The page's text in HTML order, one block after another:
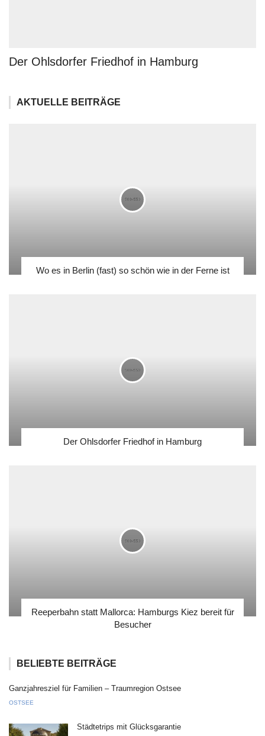
Der Ohlsdorfer Friedhof in Hamburg
AKTUELLE BEITRÄGE
Wo es in Berlin (fast) so schön wie in der Ferne ist
Der Ohlsdorfer Friedhof in Hamburg
Reeperbahn statt Mallorca: Hamburgs Kiez bereit für
Besucher
BELIEBTE BEITRÄGE
Ganzjahresziel für Familien – Traumregion Ostsee
OSTSEE
Städtetrips mit Glücksgarantie